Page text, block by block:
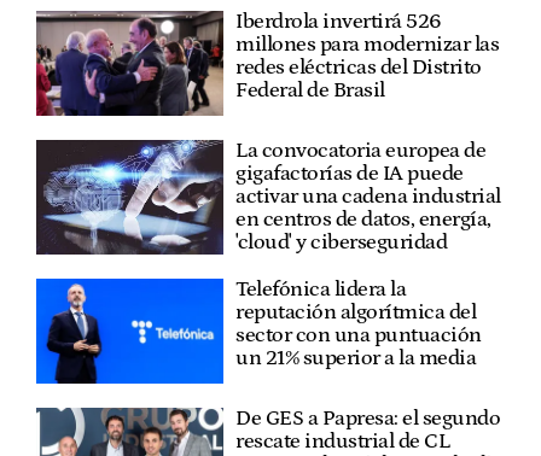
Iberdrola invertirá 526
millones para modernizar las
redes eléctricas del Distrito
Federal de Brasil
La convocatoria europea de
gigafactorías de IA puede
activar una cadena industrial
en centros de datos, energía,
'cloud' y ciberseguridad
Telefónica lidera la
reputación algorítmica del
sector con una puntuación
un 21% superior a la media
De GES a Papresa: el segundo
rescate industrial de CL